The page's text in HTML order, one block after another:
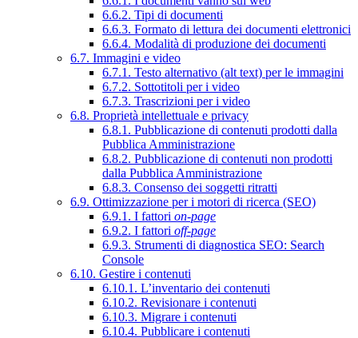
6.6.2. Tipi di documenti
6.6.3. Formato di lettura dei documenti elettronici
6.6.4. Modalità di produzione dei documenti
6.7. Immagini e video
6.7.1. Testo alternativo (alt text) per le immagini
6.7.2. Sottotitoli per i video
6.7.3. Trascrizioni per i video
6.8. Proprietà intellettuale e privacy
6.8.1. Pubblicazione di contenuti prodotti dalla
Pubblica Amministrazione
6.8.2. Pubblicazione di contenuti non prodotti
dalla Pubblica Amministrazione
6.8.3. Consenso dei soggetti ritratti
6.9. Ottimizzazione per i motori di ricerca (SEO)
6.9.1. I fattori on-page
6.9.2. I fattori off-page
6.9.3. Strumenti di diagnostica SEO: Search
Console
6.10. Gestire i contenuti
6.10.1. L’inventario dei contenuti
6.10.2. Revisionare i contenuti
6.10.3. Migrare i contenuti
6.10.4. Pubblicare i contenuti